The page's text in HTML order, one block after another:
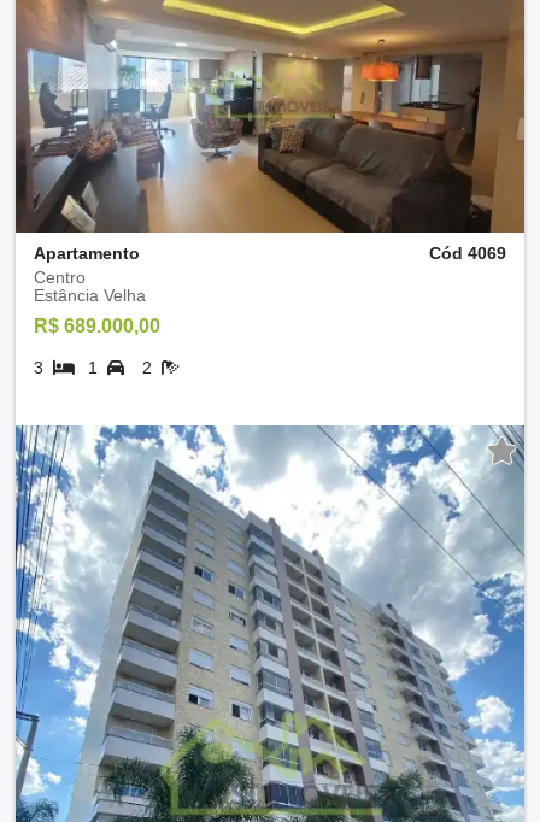
Apartamento
Cód 4069
Centro
Estância Velha
R$ 689.000,00
3 1 2